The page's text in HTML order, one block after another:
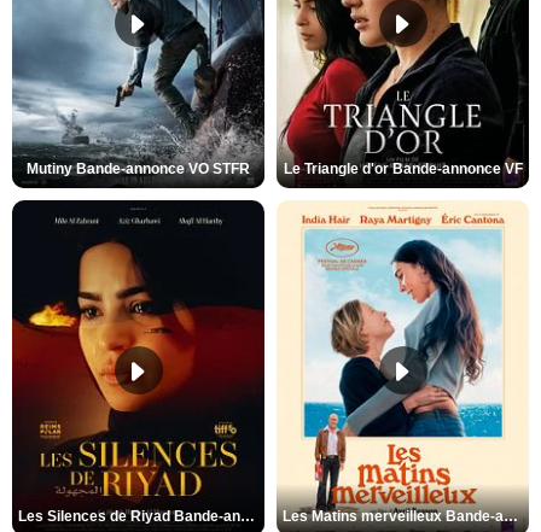
Mutiny Bande-annonce VO STFR Le Triangle d'or Bande-annonce VF
Les Silences de Riyad Bande-annonce VO STFR Les Matins merveilleux Bande-annonce VF